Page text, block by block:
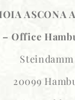
ASCONA
– Office
Steindamm
20099